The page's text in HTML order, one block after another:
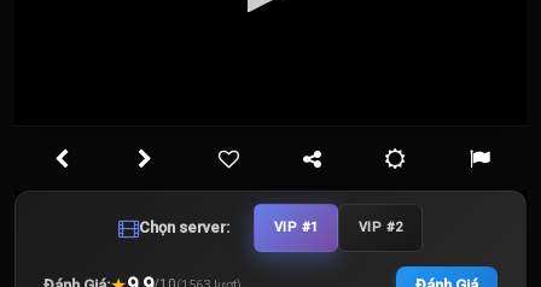
Chọn server: VIP #1 VIP #2